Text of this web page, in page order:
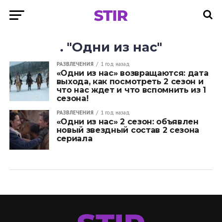
. "Одни из нас"
РАЗВЛЕЧЕНИЯ 1 год назад
«Одни из нас» возвращаются: дата
выхода, как посмотреть 2 сезон и
что нас ждет и что вспомнить из 1
сезона!
РАЗВЛЕЧЕНИЯ 1 год назад
«Одни из нас» 2 сезон: объявлен
новый звездный состав 2 сезона
сериала